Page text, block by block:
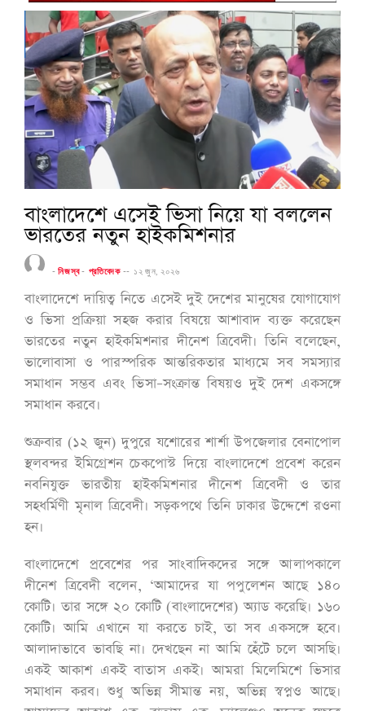
বাংলাদেশে এসেই ভিসা নিয়ে যা বললেন
ভারতের নতুন হাইকমিশনার
-নিজস্ব- প্রতিবেদক-- ১২ জুন, ২০২৬
বাংলাদেশে দায়িত্ব নিতে এসেই দুই দেশের মানুষের যোগাযোগ
ও ভিসা প্রক্রিয়া সহজ করার বিষয়ে আশাবাদ ব্যক্ত করেছেন
ভারতের নতুন হাইকমিশনার দীনেশ ত্রিবেদী। তিনি বলেছেন,
ভালোবাসা ও পারস্পরিক আন্তরিকতার মাধ্যমে সব সমস্যার
সমাধান সম্ভব এবং ভিসা–সংক্রান্ত বিষয়ও দুই দেশ একসঙ্গে
সমাধান করবে।
শুক্রবার (১২ জুন) দুপুরে যশোরের শার্শা উপজেলার বেনাপোল
স্থলবন্দর ইমিগ্রেশন চেকপোস্ট দিয়ে বাংলাদেশে প্রবেশ করেন
নবনিযুক্ত ভারতীয় হাইকমিশনার দীনেশ ত্রিবেদী ও তার
সহধর্মিণী মৃনাল ত্রিবেদী। সড়কপথে তিনি ঢাকার উদ্দেশে রওনা
হন।
বাংলাদেশে প্রবেশের পর সাংবাদিকদের সঙ্গে আলাপকালে
দীনেশ ত্রিবেদী বলেন, ‘আমাদের যা পপুলেশন আছে ১৪০
কোটি। তার সঙ্গে ২০ কোটি (বাংলাদেশের) অ্যাড করেছি। ১৬০
কোটি। আমি এখানে যা করতে চাই, তা সব একসঙ্গে হবে।
আলাদাভাবে ভাবছি না। দেখছেন না আমি হেঁটে চলে আসছি।
একই আকাশ একই বাতাস একই। আমরা মিলেমিশে ভিসার
সমাধান করব। শুধু অভিন্ন সীমান্ত নয়, অভিন্ন স্বপ্নও আছে।